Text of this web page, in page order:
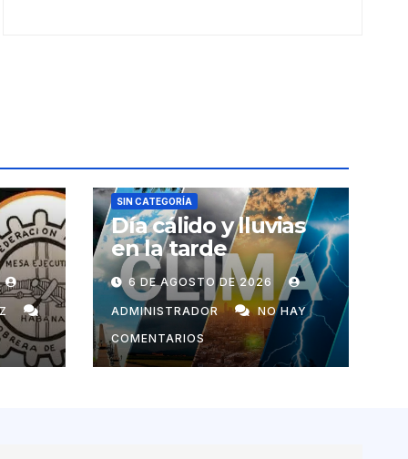
SIN CATEGORÍA
Día cálido y lluvias
en la tarde
6 DE AGOSTO DE 2026
ADMINISTRADOR
NO HAY
COMENTARIOS